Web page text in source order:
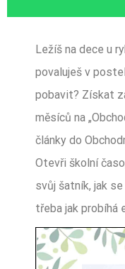
Ležíš na dece u
povaluješ v
pobavit? Získat
měsíců na
články do
Otevři školní
svůj šatník, jak
třeba jak probíhá